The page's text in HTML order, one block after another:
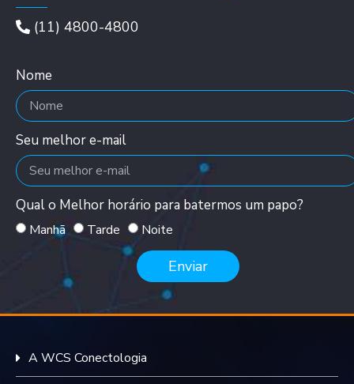
(11) 4800-4800
Nome
Seu melhor e-mail
Qual o Melhor horário para batermos um papo?
Manhã Tarde Noite
Enviar
A WCS Conectologia